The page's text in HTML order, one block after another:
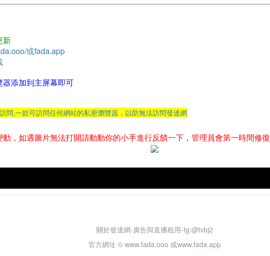
新
或fada.app
添加到主屏幕即可
問,一款可訪問任何網站的私密瀏覽器，以防無法訪問發達網
，如遇圖片無法打開請動動你的小手進行反饋一下，管理員會第一時間修復
關於發達網-廣告與直播租用-tg:@tvbj2
官方網址 © www.fada.ooo 或www.fada.app